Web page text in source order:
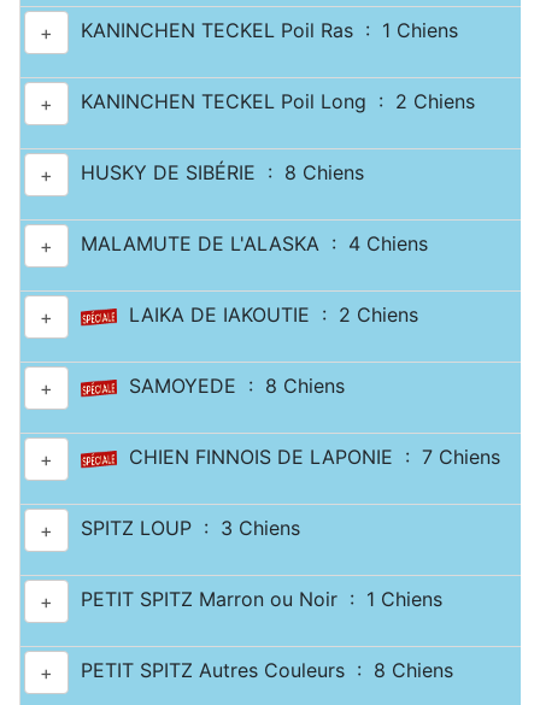
+ KANINCHEN TECKEL Poil Ras : 1 Chiens
+ KANINCHEN TECKEL Poil Long : 2 Chiens
+ HUSKY DE SIBÉRIE : 8 Chiens
+ MALAMUTE DE L'ALASKA : 4 Chiens
+ LAIKA DE IAKOUTIE : 2 Chiens
+ SAMOYEDE : 8 Chiens
+ CHIEN FINNOIS DE LAPONIE : 7 Chiens
+ SPITZ LOUP : 3 Chiens
+ PETIT SPITZ Marron ou Noir : 1 Chiens
+ PETIT SPITZ Autres Couleurs : 8 Chiens